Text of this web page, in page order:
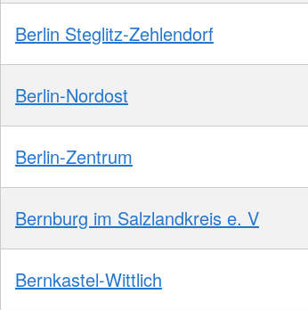
Berlin Steglitz-Zehlendorf
Berlin-Nordost
Berlin-Zentrum
Bernburg im Salzlandkreis e. V
Bernkastel-Wittlich